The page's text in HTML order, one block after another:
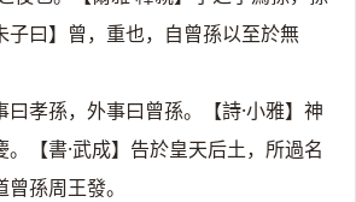
子曰】曾，重也，自曾孫以至於無
曰孝孫，外事曰曾孫。【詩·小雅】神
【書·武成】告於皇天后土，所過名
孫周王發。